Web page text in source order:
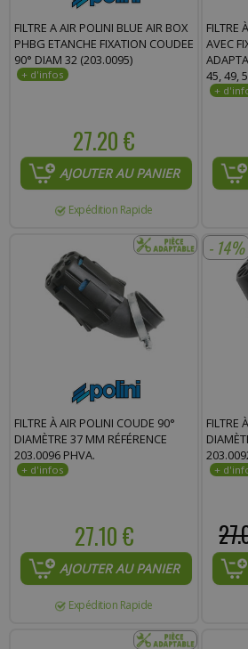
FILTRE A AIR POLINI BLUE AIR BOX
PHBG ETANCHE FIXATION COUDEE
90° DIAM 32 (203.0095)
27.20 €
AJOUTER AU PANIER
Expédition Rapide
FILTRE
AVEC
45, 49,
FILTRE À AIR POLINI COUDE 90°
DIAMÈTRE 37 MM RÉFÉRENCE
203.0096 PHVA.
27.10 €
AJOUTER AU PANIER
Expédition Rapide
- 14%
FILTRE
Commentaire :